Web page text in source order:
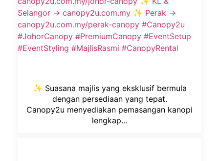
✨ Suasana majlis yang eksklusif bermula
dengan persediaan yang tepat.
Canopy2u menyediakan pemasangan kanopi
lengkap...